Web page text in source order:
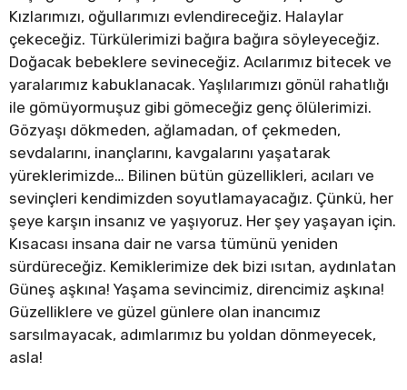
Kızlarımızı, oğullarımızı evlendireceğiz. Halaylar
çekeceğiz. Türkülerimizi bağıra bağıra söyleyeceğiz.
Doğacak bebeklere sevineceğiz. Acılarımız bitecek ve
yaralarımız kabuklanacak. Yaşlılarımızı gönül rahatlığı
ile gömüyormuşuz gibi gömeceğiz genç ölülerimizi.
Gözyaşı dökmeden, ağlamadan, of çekmeden,
sevdalarını, inançlarını, kavgalarını yaşatarak
yüreklerimizde… Bilinen bütün güzellikleri, acıları ve
sevinçleri kendimizden soyutlamayacağız. Çünkü, her
şeye karşın insanız ve yaşıyoruz. Her şey yaşayan için.
Kısacası insana dair ne varsa tümünü yeniden
sürdüreceğiz. Kemiklerimize dek bizi ısıtan, aydınlatan
Güneş aşkına! Yaşama sevincimiz, direncimiz aşkına!
Güzelliklere ve güzel günlere olan inancımız
sarsılmayacak, adımlarımız bu yoldan dönmeyecek,
asla!